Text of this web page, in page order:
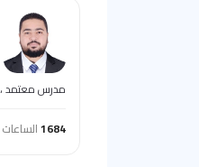
مدرس معتمد ،
1684الساعات